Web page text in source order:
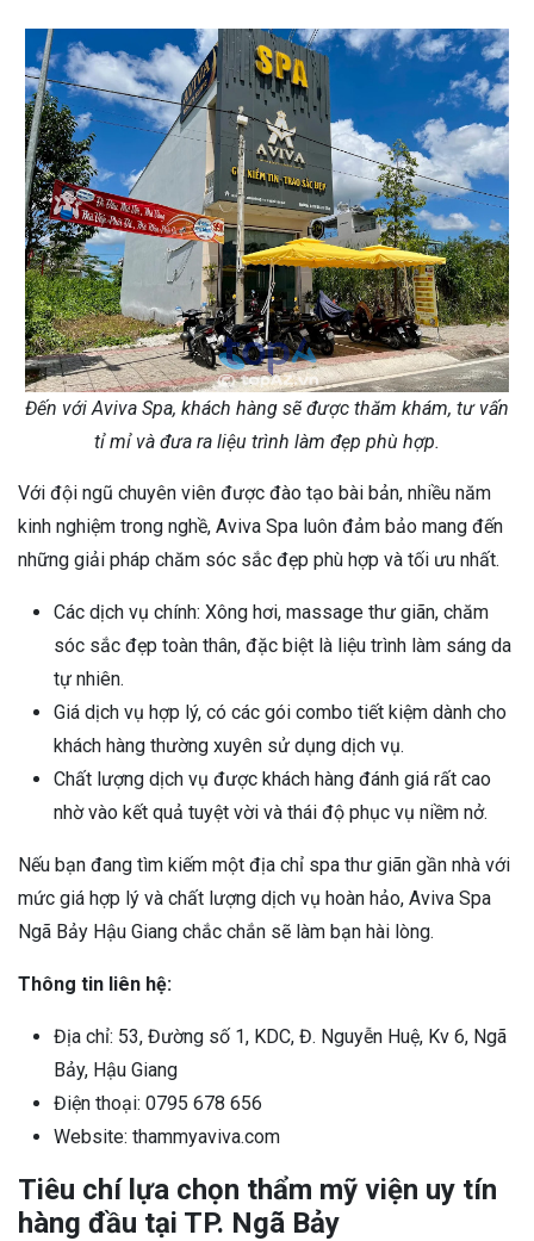
Đến với Aviva Spa, khách hàng sẽ được thăm khám, tư vấn
tỉ mỉ và đưa ra liệu trình làm đẹp phù hợp.
Với đội ngũ chuyên viên được đào tạo bài bản, nhiều năm
kinh nghiệm trong nghề, Aviva Spa luôn đảm bảo mang đến
những giải pháp chăm sóc sắc đẹp phù hợp và tối ưu nhất.
Các dịch vụ chính: Xông hơi, massage thư giãn, chăm
sóc sắc đẹp toàn thân, đặc biệt là liệu trình làm sáng da
tự nhiên.
Giá dịch vụ hợp lý, có các gói combo tiết kiệm dành cho
khách hàng thường xuyên sử dụng dịch vụ.
Chất lượng dịch vụ được khách hàng đánh giá rất cao
nhờ vào kết quả tuyệt vời và thái độ phục vụ niềm nở.
Nếu bạn đang tìm kiếm một địa chỉ spa thư giãn gần nhà với
mức giá hợp lý và chất lượng dịch vụ hoàn hảo, Aviva Spa
Ngã Bảy Hậu Giang chắc chắn sẽ làm bạn hài lòng.
Thông tin liên hệ:
Địa chỉ: 53, Đường số 1, KDC, Đ. Nguyễn Huệ, Kv 6, Ngã
Bảy, Hậu Giang
Điện thoại: 0795 678 656
Website: thammyaviva.com
Tiêu chí lựa chọn thẩm mỹ viện uy tín
hàng đầu tại TP. Ngã Bảy